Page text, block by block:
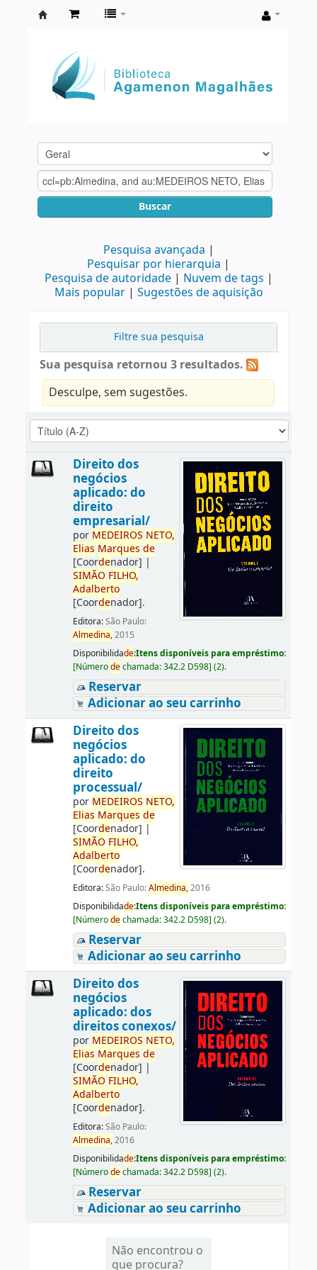
Agamenon
Magalhães
Buscar
Pesquisa avançada
Pesquisar por hierarquia
Pesquisa de autoridade
Nuvem de tags
Mais popular
Sugestões de aquisição
Filtre sua pesquisa
Sua pesquisa retornou 3 resultados.
Desculpe, sem sugestões.
Direito dos
negócios
aplicado: do
direito
empresarial/
por MEDEIROS NETO,
Elias Marques de
[Coordenador] |
SIMÃO FILHO,
Adalberto
[Coordenador].
Editora:São Paulo:
Almedina,2015
Disponibilidade:Itens disponíveis para empréstimo:
[Númerodechamada:342.2 D598] (2).
Reservar
Adicionar ao seu carrinho
Direito dos
negócios
aplicado: do
direito
processual/
por MEDEIROS NETO,
Elias Marques de
[Coordenador] |
SIMÃO FILHO,
Adalberto
[Coordenador].
Editora:São Paulo:Almedina,2016
Disponibilidade:Itens disponíveis para empréstimo:
[Númerodechamada:342.2 D598] (2).
Reservar
Adicionar ao seu carrinho
Direito dos
negócios
aplicado: dos
direitos conexos/
por MEDEIROS NETO,
Elias Marques de
[Coordenador] |
SIMÃO FILHO,
Adalberto
[Coordenador].
Editora:São Paulo:
Almedina,2016
Disponibilidade:Itens disponíveis para empréstimo:
[Númerodechamada:342.2 D598] (2).
Reservar
Adicionar ao seu carrinho
Não encontrou o
que procura?